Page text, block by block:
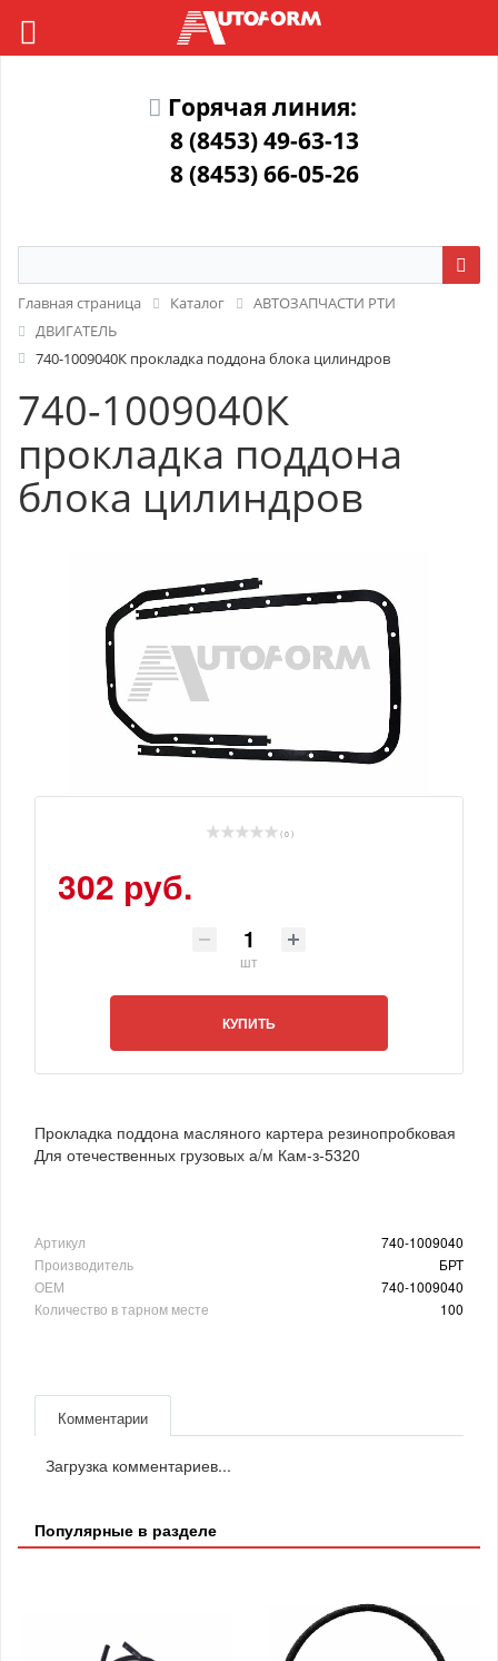
Горячая линия:
8 (8453) 49-63-13
8 (8453) 66-05-26
Главная страница Каталог
АВТОЗАПЧАСТИ РТИ
ДВИГАТЕЛЬ
740-1009040К прокладка поддона блока цилиндров
740-1009040К
прокладка поддона
блока цилиндров
( 0 )
302 руб.
шт
КУПИТЬ
Прокладка поддона масляного картера резинопробковая
Для отечественных грузовых а/м Кам-з-5320
Артикул
740-1009040
Производитель
БРТ
ОЕМ
740-1009040
Количество в тарном месте
100
Комментарии
Загрузка комментариев...
Популярные в разделе